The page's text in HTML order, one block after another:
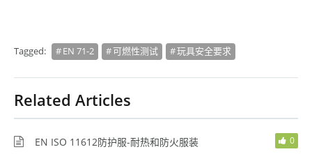
Tagged: EN 71-2 可燃性测试 玩具安全要求
Related Articles
EN ISO 11612防护服-耐热和防火服装 0